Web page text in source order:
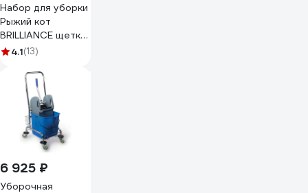
Набор для уборки
Рыжий кот
BRILLIANCE щетка
для пола + совок
рукояткой 80 см
00 7962
4.1(13)
6 925 ₽
Уборочная